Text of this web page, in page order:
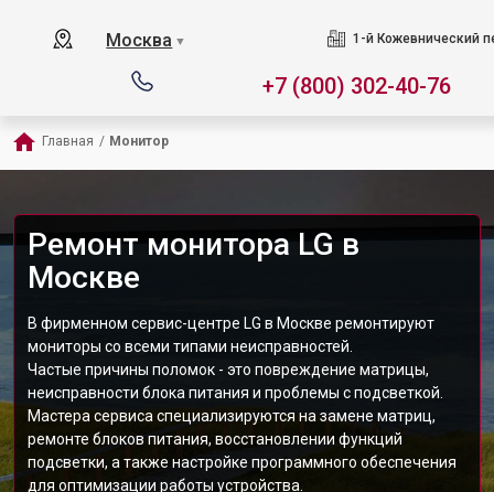
Москва ▼ 1-й Кожевнический
+7 (800) 302-40-76
Главная / Монитор
Ремонт монитора LG в
Москве
В фирменном сервис-центре LG в Москве ремонтируют
мониторы со всеми типами неисправностей.
Частые причины поломок - это повреждение матрицы,
неисправности блока питания и проблемы с подсветкой.
Мастера сервиса специализируются на замене матриц,
ремонте блоков питания, восстановлении функций
подсветки, а также настройке программного обеспечения
для оптимизации работы устройства.